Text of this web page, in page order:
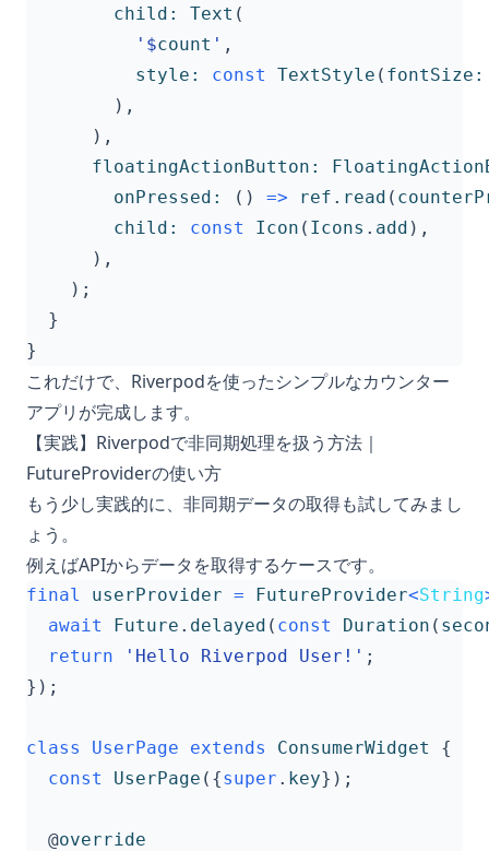
child:
Text (
' $count ' ,
style:
const TextStyle ( fontSize:
),
),
floatingActionButton:
onPressed:
() => ref . read (
child:
const Icon ( Icons . add ),
),
);
}
}
これだけで、Riverpodを使ったシンプルなカウンター
アプリが完成します。
【実践】Riverpodで非同期処理を扱う方法｜
FutureProviderの使い方
もう少し実践的に、非同期データの取得も試してみまし
ょう。
例えばAPIからデータを取得するケースです。
final userProvider = FutureProvider<String
await
Future . delayed ( const Duration (
return
'Hello Riverpod User!' ;
});
class UserPage extends ConsumerWidget
{
const
UserPage ({super . key});
@override